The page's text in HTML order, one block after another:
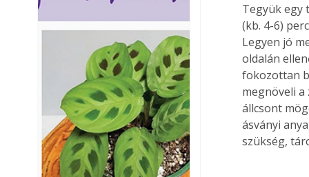
Tegyük egy
(kb. 4-6)
Legyen jó
oldalán
fokozottan
megnöveli a
állcsont
ásványi
szükség,